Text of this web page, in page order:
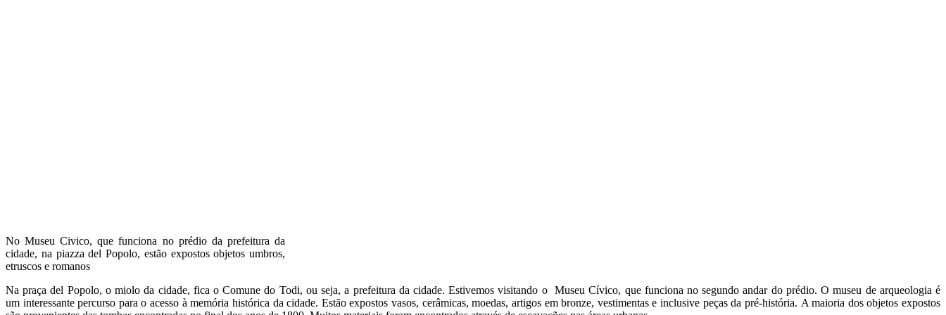
No Museu Civico, que funciona no prédio da prefeitura da
cidade, na piazza del Popolo, estão expostos objetos umbros,
etruscos e romanos
Na praça del Popolo, o miolo da cidade, fica o Comune do Todi, ou seja, a prefeitura da cidade. Estivemos visitando o Museu Cívico, que funciona no segundo andar do prédio. O museu de arqueologia é
um interessante percurso para o acesso à memória histórica da cidade. Estão expostos vasos, cerâmicas, moedas, artigos em bronze, vestimentas e inclusive peças da pré-história. A maioria dos objetos expostos